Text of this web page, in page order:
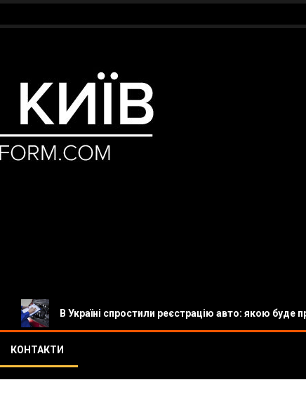
В Україні спростили реєстрацію авто: якою буде процедура
КОНТАКТИ